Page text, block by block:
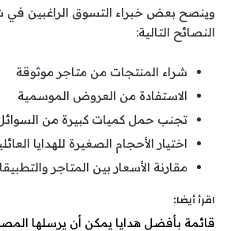
وينصح بعض خبراء التسوق الراغبين في
النصائح التالية:
شراء المنتجات من متاجر موثوقة
الاستفادة من العروض الموسمية
تجنب حمل كميات كبيرة من
اختيار الأحجام الصغيرة للهدايا
مقارنة الأسعار بين المتاجر
اقرأ أيضا:
قائمة بأفضل هدايا يمكن أن يرسلها